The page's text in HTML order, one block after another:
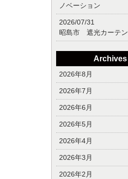
ノベーション
2026/07/31
昭島市 遮光カーテン
Archives
2026年8月
2026年7月
2026年6月
2026年5月
2026年4月
2026年3月
2026年2月